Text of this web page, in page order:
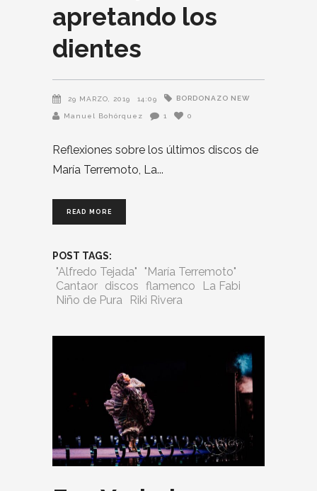
apretando los
dientes
29 MARZO, 2019 14:09 BORDONAZO NEW
Manuel Bohórquez 1 0
Reflexiones sobre los últimos discos de
María Terremoto, La
READ MORE
POST TAGS:
"Alfredo Tejada"
"María Terremoto"
Cantaor discos flamenco
La Fabi
Niño de Pura
Riki Rivera